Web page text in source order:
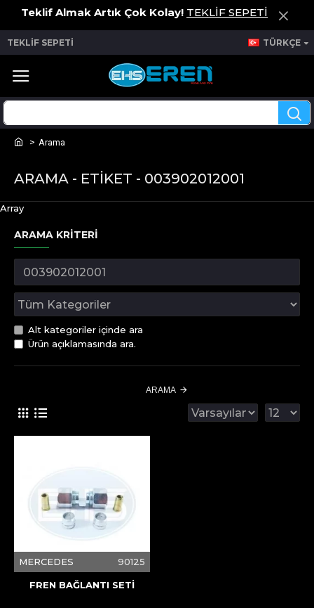
Teklif Almak Artık Çok Kolay! TEKLİF SEPETİ
TEKLİF SEPETİ TÜRKÇE
Arama
ARAMA - ETIKET - 003902012001
Array
ARAMA KRITERI
Alt kategoriler içinde ara
Ürün açıklamasında ara.
ARAMA
MERCEDES 90125
FREN BAĞLANTI SETİ